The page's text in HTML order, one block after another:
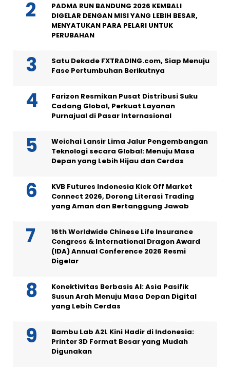
PADMA RUN BANDUNG 2026 KEMBALI
DIGELAR DENGAN MISI YANG LEBIH BESAR,
MENYATUKAN PARA PELARI UNTUK
PERUBAHAN
Satu Dekade FXTRADING.com, Siap Menuju
Fase Pertumbuhan Berikutnya
Farizon Resmikan Pusat Distribusi Suku
Cadang Global, Perkuat Layanan
Purnajual di Pasar Internasional
Weichai Lansir Lima Jalur Pengembangan
Teknologi secara Global: Menuju Masa
Depan yang Lebih Hijau dan Cerdas
KVB Futures Indonesia Kick Off Market
Connect 2026, Dorong Literasi Trading
yang Aman dan Bertanggung Jawab
16th Worldwide Chinese Life Insurance
Congress & International Dragon Award
(IDA) Annual Conference 2026 Resmi
Digelar
Konektivitas Berbasis AI: Asia Pasifik
Susun Arah Menuju Masa Depan Digital
yang Lebih Cerdas
Bambu Lab A2L Kini Hadir di Indonesia:
Printer 3D Format Besar yang Mudah
Digunakan